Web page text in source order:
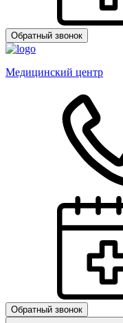
Обратный звонок
Медицинский центр
Обратный звонок